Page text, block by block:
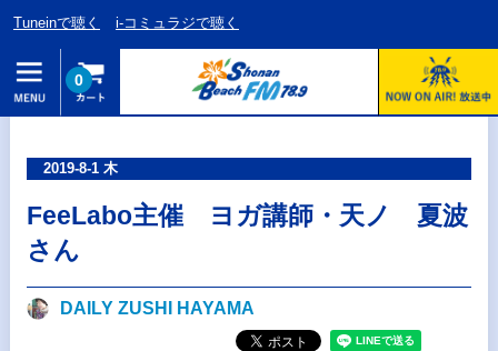
Tuneinで聴く i-コミュラジで聴く
0
2019-8-1 木
FeeLabo主催 ヨガ講師・天ノ 夏波
さん
DAILY ZUSHI HAYAMA